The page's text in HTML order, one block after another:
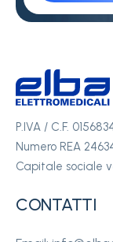
P.IVA / C.F.
Numero REA
Capitale sociale
CONTATTI